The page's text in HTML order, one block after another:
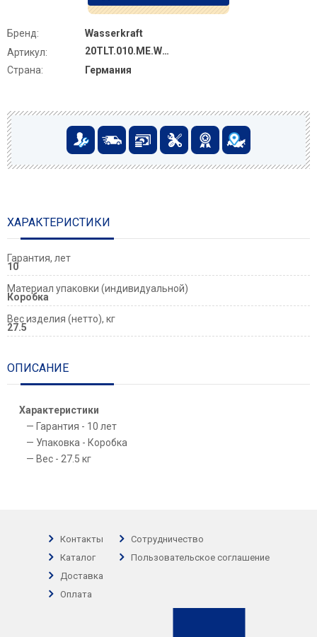
Бренд:
Wasserkraft
Артикул:
20TLT.010.ME.WH.BN01
Страна:
Германия
ХАРАКТЕРИСТИКИ
Гарантия, лет
10
Материал упаковки (индивидуальной)
Коробка
Вес изделия (нетто), кг
27.5
ОПИСАНИЕ
Характеристики
Гарантия - 10 лет
Упаковка - Коробка
Вес - 27.5 кг
Контакты
Каталог
Доставка
Оплата
Сотрудничество
Пользовательское соглашение